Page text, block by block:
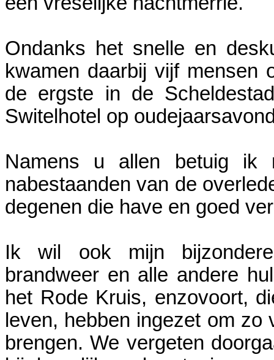
Ondanks het snelle en
kwamen daarbij vijf mensen
de ergste in de
Switelhotel op
Namens u allen betuig ik
nabestaanden van de
degenen die have en goed
Ik wil ook mijn
brandweer en alle andere
het Rode Kruis, enzovoort,
leven, hebben ingezet om
brengen. We vergeten